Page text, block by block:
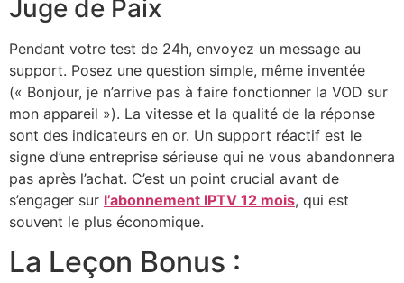
Juge de Paix
Pendant votre test de 24h, envoyez un message au
support. Posez une question simple, même inventée
(« Bonjour, je n’arrive pas à faire fonctionner la VOD sur
mon appareil »). La vitesse et la qualité de la réponse
sont des indicateurs en or. Un support réactif est le
signe d’une entreprise sérieuse qui ne vous abandonnera
pas après l’achat. C’est un point crucial avant de
s’engager sur l’abonnement IPTV 12 mois, qui est
souvent le plus économique.
La Leçon Bonus :